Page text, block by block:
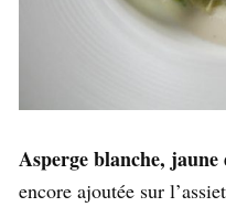
Asperge blanche,
encore ajoutée sur